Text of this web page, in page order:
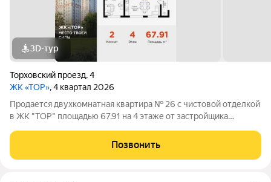
3D-тур
Торховский проезд,4
ЖК «ТОР», 4 квартал 2026
Продается двухкомнатная квартира № 26 с чистовой отделкой
в ЖК "ТОР" площадью 67.91 на 4 этаже от застройщика
повышенный уровень комфортности комфорт плюс. Он
подразумевает светлые просторные
Позвонить